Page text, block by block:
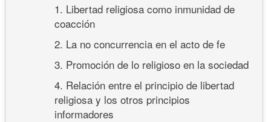
1. Libertad religiosa como inmunidad de
coacción
2. La no concurrencia en el acto de fe
3. Promoción de lo religioso en la sociedad
4. Relación entre el principio de libertad
religiosa y los otros principios
informadores